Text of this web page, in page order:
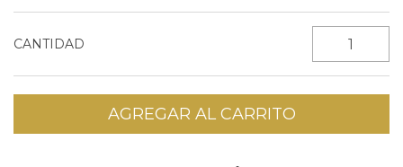
CANTIDAD